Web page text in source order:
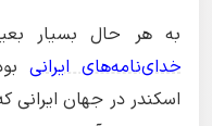
به هر حال بسیار
خدای‌نامه‌های ایرانی
اسکندر در جهان ایرانی